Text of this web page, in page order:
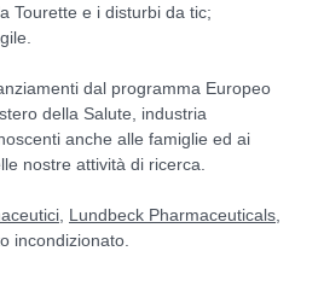
Tourette e i disturbi da tic;
dal programma Europeo
della Salute, industria
anche alle famiglie ed ai
nostre attività di ricerca.
Lundbeck Pharmaceuticals
incondizionato.